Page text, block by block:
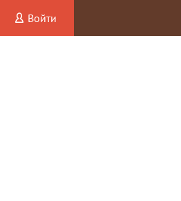
Войти